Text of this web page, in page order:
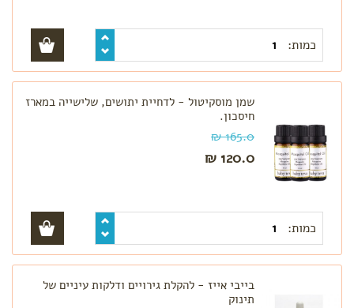
כמות:
שמן מוסקיטול - לדחיית יתושים, שלישייה במארז
חיסכון.
165.0 ₪
120.0 ₪
כמות:
בייבי אייז - להקלת גירויים ודלקות עיניים של
תינוק